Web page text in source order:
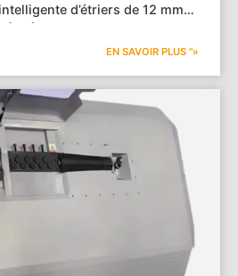
d’étriers de 12 mm
EN SAVOIR PLUS "»